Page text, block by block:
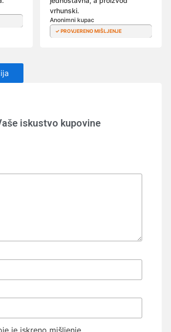
vrhunski.
Anonimni kupac
iskustvo kupovine
je iskreno mišljenje.